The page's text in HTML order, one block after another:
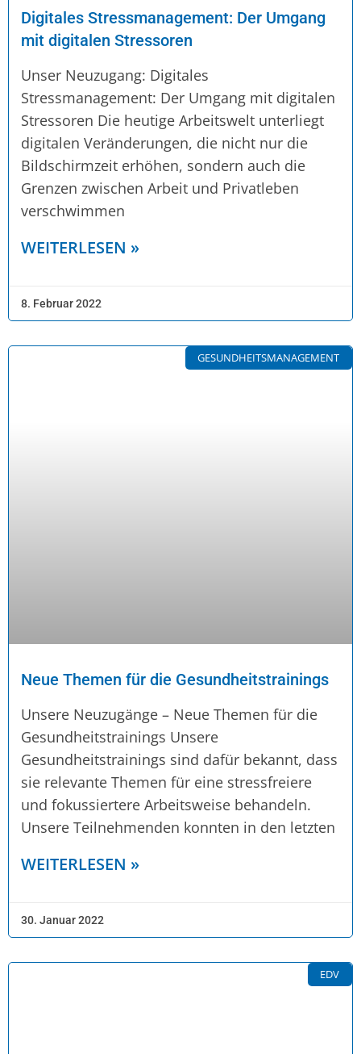
Digitales Stressmanagement: Der Umgang
mit digitalen Stressoren
Unser Neuzugang: Digitales
Stressmanagement: Der Umgang mit digitalen
Stressoren Die heutige Arbeitswelt unterliegt
digitalen Veränderungen, die nicht nur die
Bildschirmzeit erhöhen, sondern auch die
Grenzen zwischen Arbeit und Privatleben
verschwimmen
WEITERLESEN »
8. Februar 2022
GESUNDHEITSMANAGEMENT
Neue Themen für die Gesundheitstrainings
Unsere Neuzugänge – Neue Themen für die
Gesundheitstrainings Unsere
Gesundheitstrainings sind dafür bekannt, dass
sie relevante Themen für eine stressfreiere
und fokussiertere Arbeitsweise behandeln.
Unsere Teilnehmenden konnten in den letzten
WEITERLESEN »
30. Januar 2022
EDV